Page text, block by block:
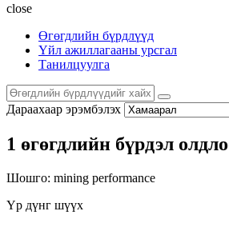
close
Өгөгдлийн бүрдлүүд
Үйл ажиллагааны урсгал
Танилцуулга
Дараахаар эрэмбэлэх
1 өгөгдлийн бүрдэл
Шошго: mining performance
Үр дүнг шүүх